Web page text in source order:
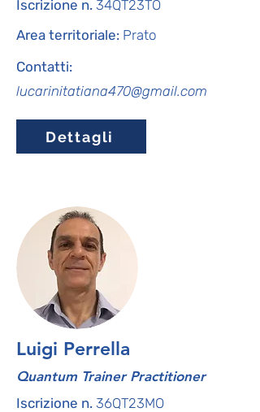
Iscrizione n. 34QT23TO
Area territoriale: Prato
Contatti:
lucarinitatiana470@gmail.com
Dettagli
Luigi Perrella
Quantum Trainer Practitioner
Iscrizione n. 36QT23MO